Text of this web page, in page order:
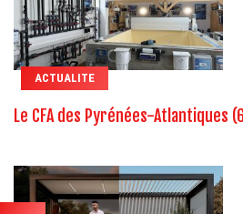
ACTUALITE
Le CFA des Pyrénées-Atlantiques